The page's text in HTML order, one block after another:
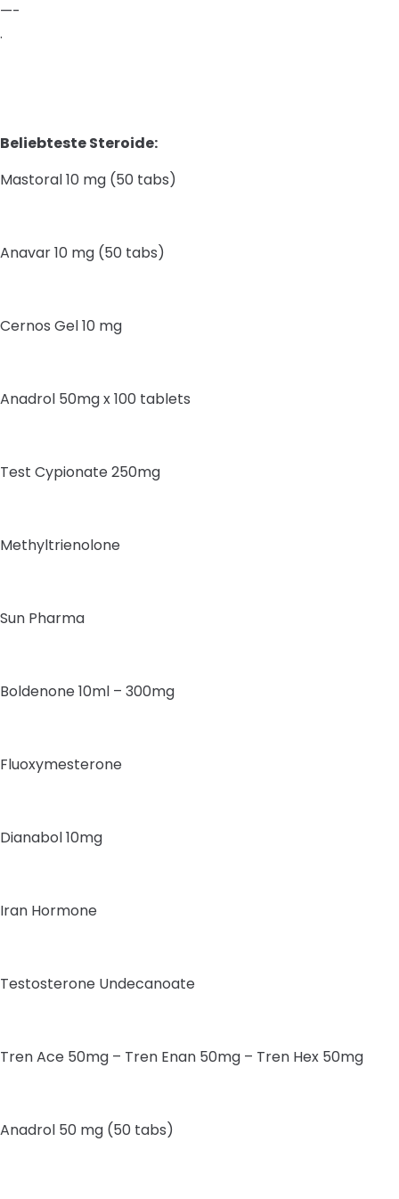
—-
.
Beliebteste Steroide:
Mastoral 10 mg (50 tabs)
Anavar 10 mg (50 tabs)
Cernos Gel 10 mg
Anadrol 50mg x 100 tablets
Test Cypionate 250mg
Methyltrienolone
Sun Pharma
Boldenone 10ml – 300mg
Fluoxymesterone
Dianabol 10mg
Iran Hormone
Testosterone Undecanoate
Tren Ace 50mg – Tren Enan 50mg – Tren Hex 50mg
Anadrol 50 mg (50 tabs)